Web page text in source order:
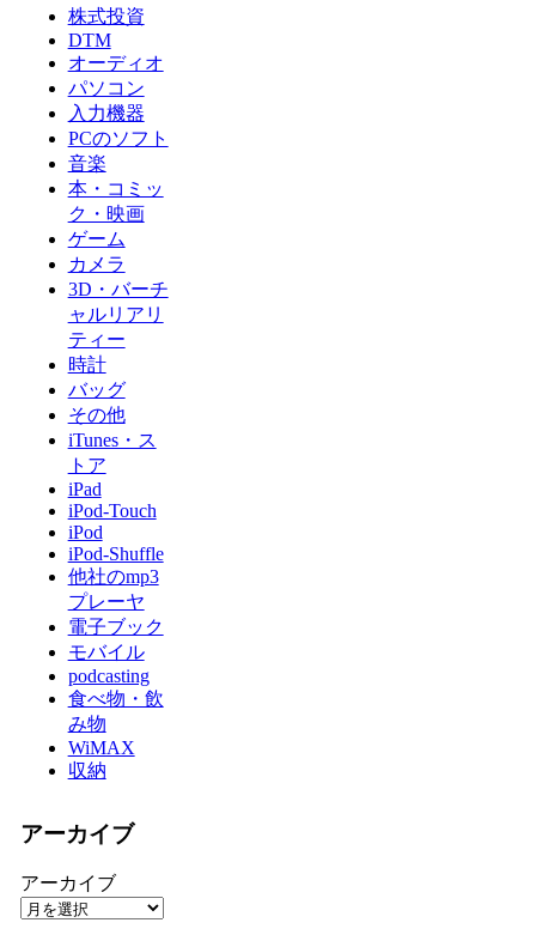
株式投資
DTM
オーディオ
パソコン
入力機器
PCのソフト
音楽
本・コミッ
ク・映画
ゲーム
カメラ
3D・バーチ
ャルリアリ
ティー
時計
バッグ
その他
iTunes・ス
トア
iPad
iPod-Touch
iPod
iPod-Shuffle
他社のmp3
プレーヤ
電子ブック
モバイル
podcasting
食べ物・飲
み物
WiMAX
収納
アーカイブ
アーカイブ